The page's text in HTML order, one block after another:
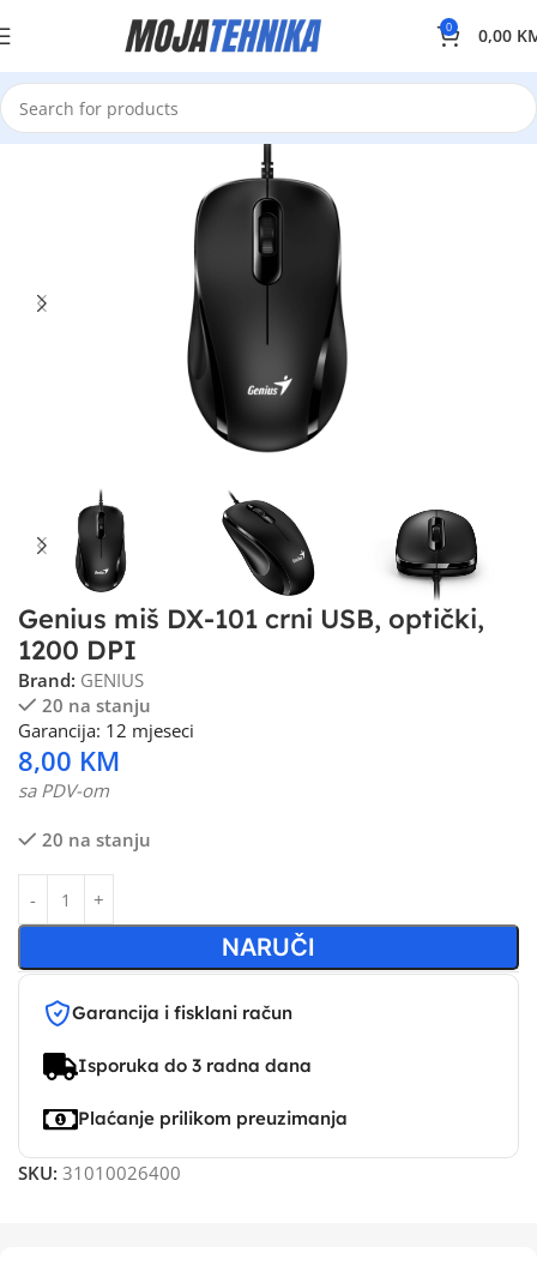
0 0,00
Genius miš DX-101 crni USB, optički,
1200 DPI
Brand: GENIUS
20 na stanju
Garancija: 12 mjeseci
8,00 KM
sa PDV-om
20 na stanju
NARUČI
Garancija i fisklani račun
Isporuka do 3 radna dana
Plaćanje prilikom preuzimanja
SKU: 31010026400